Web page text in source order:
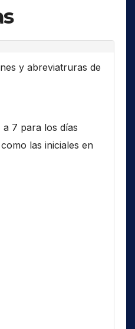
y abreviatruras de
a 7 para los días
las iniciales en